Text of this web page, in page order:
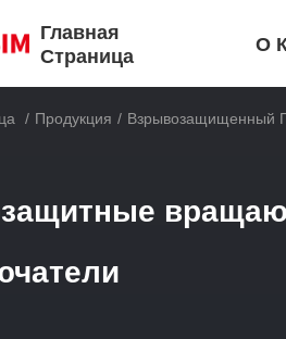
Главная
Страница
О
/ Продукция / Взрывозащищенный